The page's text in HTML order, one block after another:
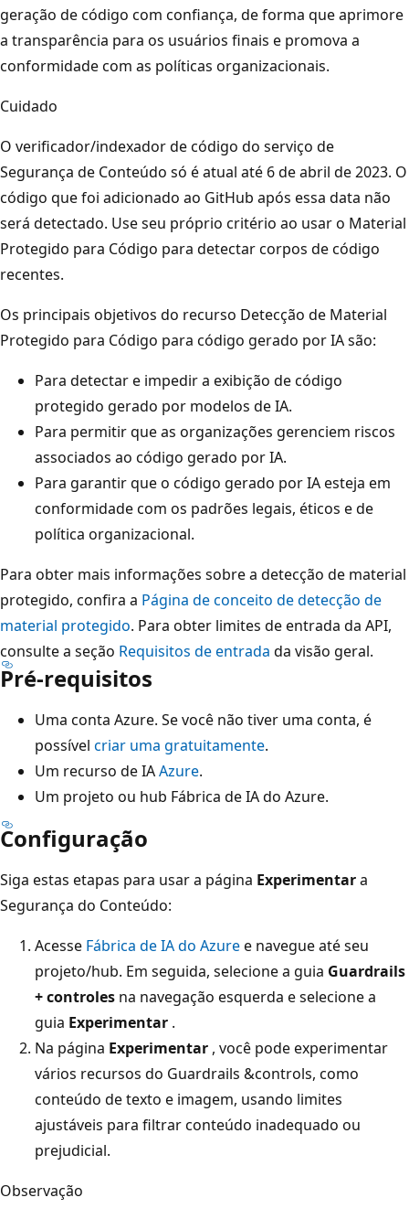
geração de código com confiança, de forma que aprimore
a transparência para os usuários finais e promova a
conformidade com as políticas organizacionais.
Cuidado
O verificador/indexador de código do serviço de
Segurança de Conteúdo só é atual até 6 de abril de 2023. O
código que foi adicionado ao GitHub após essa data não
será detectado. Use seu próprio critério ao usar o Material
Protegido para Código para detectar corpos de código
recentes.
Os principais objetivos do recurso Detecção de Material
Protegido para Código para código gerado por IA são:
Para detectar e impedir a exibição de código
protegido gerado por modelos de IA.
Para permitir que as organizações gerenciem riscos
associados ao código gerado por IA.
Para garantir que o código gerado por IA esteja em
conformidade com os padrões legais, éticos e de
política organizacional.
Para obter mais informações sobre a detecção de material
protegido, confira a Página de conceito de detecção de
material protegido. Para obter limites de entrada da API,
consulte a seção Requisitos de entrada da visão geral.
Pré-requisitos
Uma conta Azure. Se você não tiver uma conta, é
possível criar uma gratuitamente.
Um recurso de IAAzure.
Um projeto ou hub Fábrica de IA do Azure.
Configuração
Siga estas etapas para usar a página Experimentara
Segurança do Conteúdo:
Acesse Fábrica de IA do Azuree navegue até seu
projeto/hub. Em seguida, selecione a guia Guardrails
+ controles na navegação esquerda e selecione a
guia Experimentar .
Na página Experimentar , você pode experimentar
vários recursos do Guardrails &controls, como
conteúdo de texto e imagem, usando limites
ajustáveis para filtrar conteúdo inadequado ou
prejudicial.
Observação